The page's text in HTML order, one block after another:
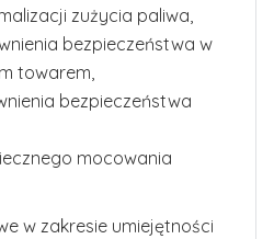
zużycia paliwa,
bezpieczeństwa w
towarem,
bezpieczeństwa
mocowania
w zakresie umiejętności